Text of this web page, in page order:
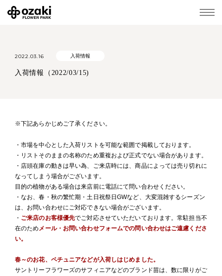
2022.03.16 入荷情報
入荷情報（2022/03/15)
※下記あらかじめご了承ください。
・市場を中心とした入荷リストを可能な範囲で掲載しております。
・リストそのままの名称のため重複および正式でない場合があります。
・店頭在庫の動きは早い為、ご来店時には、商品によっては売り切れに
なってしまう場合がございます。
目的の植物がある場合は来店前に電話にて問い合わせください。
・なお、春・秋の繁忙期・土日祝祭日GWなど、大変混雑するシーズン
は、お問い合わせにご対応できない場合がございます。
・ ご来店のお客様優先でご対応させていただいております。常駐担当不
在のため メール・お問い合わせフォームでの問い合わせはご遠慮くださ
い。
春～のお花、ペチュニアなどが入荷しはじめました。
サントリーフラワーズのサフィニアなどのブランド苗は、数に限りがご